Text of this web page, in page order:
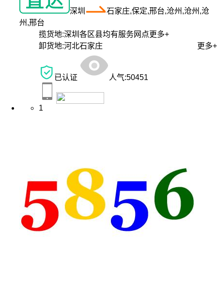
深圳
石家庄,保定,邢台,沧州,沧州,沧
州,邢台
揽货地:深圳各区县均有服务网点更多+
卸货地:河北石家庄 更多+
已认证 人气:50451
1